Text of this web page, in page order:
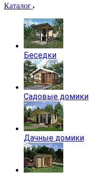
Каталог
Беседки
Садовые домики
Дачные домики